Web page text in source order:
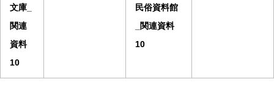
文庫_
関連
資料
10
民俗資料館
_関連資料
10